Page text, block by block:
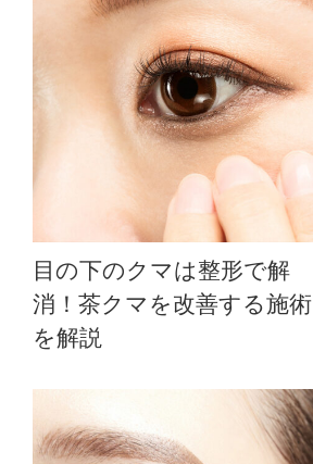
目の下のクマは整形で解
消！茶クマを改善する施術
を解説